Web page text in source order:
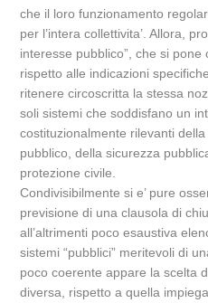
che il loro funzionamento
per l’intera collettivita’. Allora,
interesse pubblico”, che si
rispetto alle indicazioni
ritenere circoscritta la stessa
soli sistemi che soddisfano un
costituzionalmente rilevanti
pubblico, della sicurezza
protezione civile.
Condivisibilmente si e’ pure
previsione di una clausola di
all’altrimenti poco esaustiva
sistemi “pubblici” meritevoli di
poco coerente appare la scelta
diversa, rispetto a quella